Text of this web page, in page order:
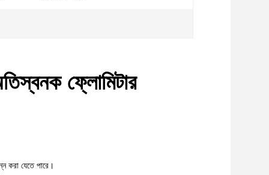
ফ্লোমিটার
করা যেতে পারে।